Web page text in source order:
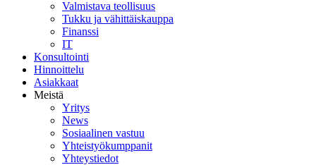
Valmistava teollisuus
Tukku ja vähittäiskauppa
Finanssi
IT
Konsultointi
Hinnoittelu
Asiakkaat
Meistä
Yritys
News
Sosiaalinen vastuu
Yhteistyökumppanit
Yhteystiedot